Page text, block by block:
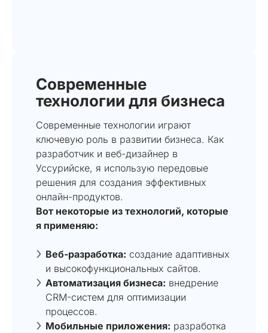
Современные
технологии для бизнеса
Современные технологии играют
ключевую роль в развитии бизнеса. Как
разработчик и веб-дизайнер в
Уссурийске, я использую передовые
решения для создания эффективных
онлайн-продуктов.
Вот некоторые из технологий, которые
я применяю:
Веб-разработка: создание адаптивных
и высокофункциональных сайтов.
Автоматизация бизнеса: внедрение
CRM-систем для оптимизации
процессов.
Мобильные приложения: разработка